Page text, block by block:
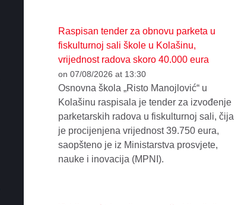
Raspisan tender za obnovu parketa u
fiskulturnoj sali škole u Kolašinu,
vrijednost radova skoro 40.000 eura
on 07/08/2026 at 13:30
Osnovna škola „Risto Manojlović“ u
Kolašinu raspisala je tender za izvođenje
parketarskih radova u fiskulturnoj sali, čija
je procijenjena vrijednost 39.750 eura,
saopšteno je iz Ministarstva prosvjete,
nauke i inovacija (MPNI).